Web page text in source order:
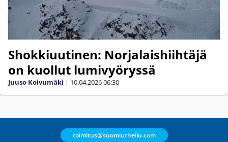
Shokkiuutinen: Norjalaishiihtäjä
on kuollut lumivyöryssä
Juuso Koivumäki | 10.04.202606:30
toimitus@suomiurheilu.com